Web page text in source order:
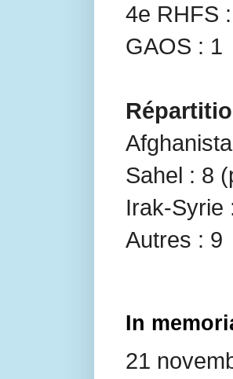
4e RHFS
GAOS : 1
Sahel : 8
Irak-Syrie
Autres : 9
In
21